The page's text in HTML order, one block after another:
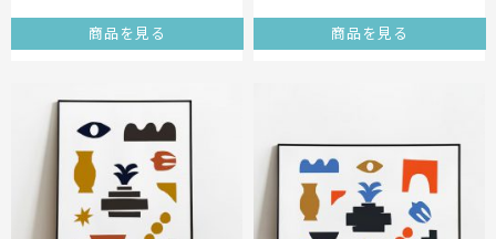
商品を見る 商品を見る